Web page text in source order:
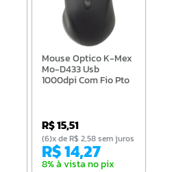
Mouse Optico K-Mex
Mo-D433 Usb
1000dpi Com Fio Pto
R$ 15,51
R$ 14,27
8% à vista no pix
(6)x de R$ 2,58 sem juros